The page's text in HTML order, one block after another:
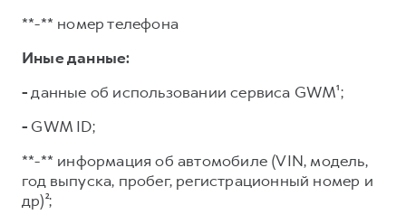
**-** номер телефона
Иные данные:
-данные об использовании сервиса GWM¹;
- GWM ID;
**-** информация об автомобиле (VIN, модель,
год выпуска, пробег, регистрационный номер и
др)²;